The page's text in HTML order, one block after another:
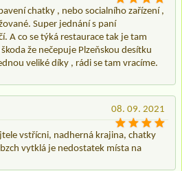
chatky , nebo socialního zařízení ,
Super jednání s paní
A co se týká restaurace tak je tam
že nečepuje Plzeňskou desítku
veliké díky , rádi se tam vracíme.
08. 09. 2021
vstřícni, nadherná krajina, chatky
vytklá je nedostatek místa na